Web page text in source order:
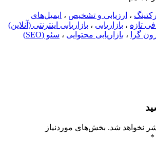
، ارزیابی و تشخیص ، ایمیل‌های
تازه ، بازاریابی ، بازاریابی اینترنتی (آنلاین)
گرا ، بازاریابی محتوایی ، سئو (SEO)
نخواهد شد. بخش‌های موردنیاز
*